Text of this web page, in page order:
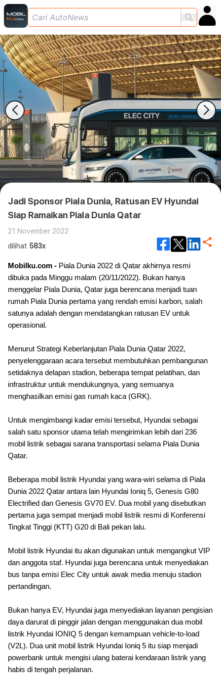
Jadi Sponsor Piala Dunia, Ratusan EV Hyundai
Siap Ramaikan Piala Dunia Qatar
21 November 2022
dilihat 583x
Mobilku.com - Piala Dunia 2022 di Qatar akhirnya resmi
dibuka pada Minggu malam (20/11/2022). Bukan hanya
menggelar Piala Dunia, Qatar juga berencana menjadi tuan
rumah Piala Dunia pertama yang rendah emisi karbon, salah
satunya adalah dengan mendatangkan ratusan EV untuk
operasional.
Menurut Strategi Keberlanjutan Piala Dunia Qatar 2022,
penyelenggaraan acara tersebut membutuhkan pembangunan
setidaknya delapan stadion, beberapa tempat pelatihan, dan
infrastruktur untuk mendukungnya, yang semuanya
menghasilkan emisi gas rumah kaca (GRK).
Untuk mengimbangi kadar emisi tersebut, Hyundai sebagai
salah satu sponsor utama telah mengirimkan lebih dari 236
mobil listrik sebagai sarana transportasi selama Piala Dunia
Qatar.
Beberapa mobil listrik Hyundai yang wara-wiri selama di Piala
Dunia 2022 Qatar antara lain Hyundai Ioniq 5, Genesis G80
Electrified dan Genesis GV70 EV. Dua mobil yang disebutkan
pertama juga sempat menjadi mobil listrik resmi di Konferensi
Tingkat Tinggi (KTT) G20 di Bali pekan lalu.
Mobil listrik Hyundai itu akan digunakan untuk mengangkut VIP
dan anggota staf. Hyundai juga berencana untuk menyediakan
bus tanpa emisi Elec City untuk awak media menuju stadion
pertandingan.
Bukan hanya EV, Hyundai juga menyediakan layanan pengisian
daya darurat di pinggir jalan dengan menggunakan dua mobil
listrik Hyundai IONIQ 5 dengan kemampuan vehicle-to-load
(V2L). Dua unit mobil listrik Hyundai Ioniq 5 itu siap menjadi
powerbank untuk mengisi ulang baterai kendaraan listrik yang
habis di tengah perjalanan.